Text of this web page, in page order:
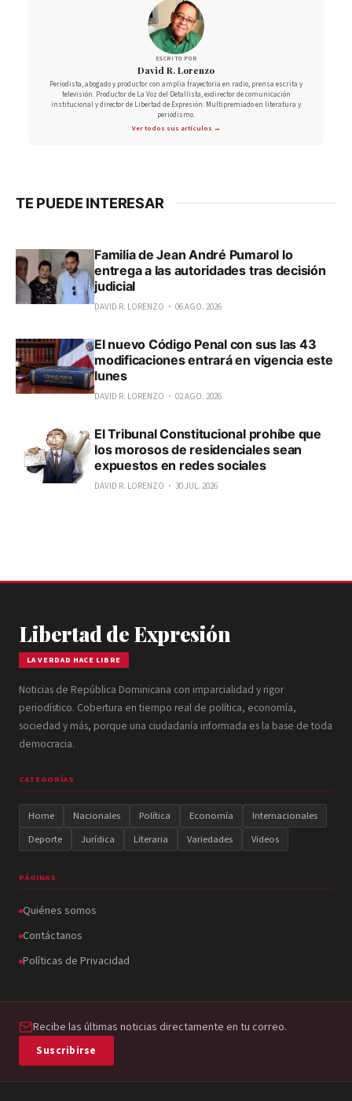
ESCRITO POR
David R. Lorenzo
Periodista, abogado y productor con amplia trayectoria en radio, prensa escrita y
televisión. Productor de La Voz del Detallista, exdirector de comunicación
institucional y director de Libertad de Expresión. Multipremiado en literatura y
periodismo.
Ver todos sus artículos →
TE PUEDE INTERESAR
Familia de Jean André Pumarol lo
entrega a las autoridades tras decisión
judicial
DAVID R. LORENZO 06 AGO. 2026
El nuevo Código Penal con sus las 43
modificaciones entrará en vigencia este
lunes
DAVID R. LORENZO 02 AGO. 2026
El Tribunal Constitucional prohíbe que
los morosos de residenciales sean
expuestos en redes sociales
DAVID R. LORENZO 30 JUL. 2026
Libertad de Expresión
LA VERDAD HACE LIBRE
Noticias de República Dominicana con imparcialidad y rigor
periodístico. Cobertura en tiempo real de política, economía,
sociedad y más, porque una ciudadanía informada es la base de toda
democracia.
CATEGORÍAS
Home Nacionales Política Economía
Internacionales
Deporte
Jurídica Literaria Variedades Videos
PÁGINAS
Quiénes somos
Contáctanos
Políticas de Privacidad
Recibe las últimas noticias directamente en tu correo.
Suscribirse